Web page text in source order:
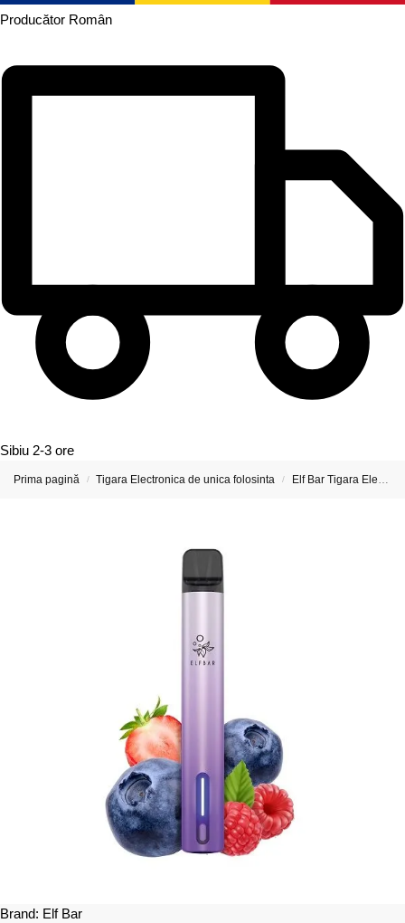
Producător Român
Sibiu 2-3 ore
Prima pagină / Tigara Electronica de unica folosinta / Elf Bar Tigara Electronica si Vape-uri
Brand: Elf Bar